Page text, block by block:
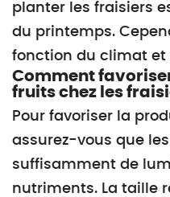
planter les fraisiers
du printemps.
fonction du climat et
Comment
fruits chez les
Pour favoriser la
assurez-vous que
suffisamment de
nutriments. La taille